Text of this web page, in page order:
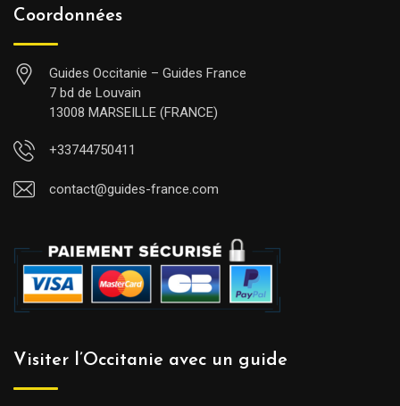
Coordonnées
Guides Occitanie – Guides France
7 bd de Louvain
13008 MARSEILLE (FRANCE)
+33744750411
contact@guides-france.com
Visiter l’Occitanie avec un guide